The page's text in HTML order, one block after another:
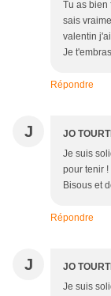
Tu as bien
sais
valentin
Je
Répondre
J JO
Je suis
pour tenir !
Bisous et
Répondre
J JO
Je suis